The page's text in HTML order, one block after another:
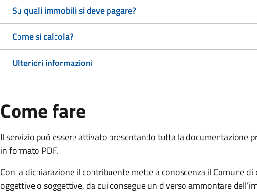
Su quali immobili si deve pagare?
Come si calcola?
Ulteriori informazioni
Come fare
Il servizio può essere attivato presentando tutta la documentazione
in formato PDF.
Con la dichiarazione il contribuente mette a conoscenza il Comune di
oggettive o soggettive, da cui consegue un diverso ammontare